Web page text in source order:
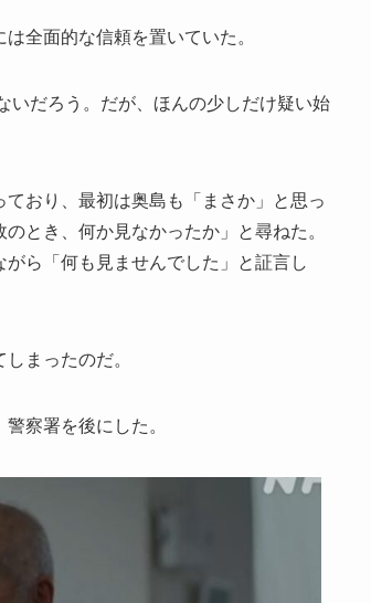
全面的な信頼を置いていた。
いだろう。だが、ほんの少しだけ疑い始
おり、最初は奥島も「まさか」と思っ
とき、何か見なかったか」と尋ねた。
ら「何も見ませんでした」と証言し
まったのだ。
察署を後にした。